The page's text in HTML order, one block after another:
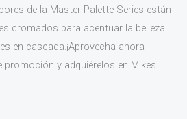
de la Master Palette Series están
cromados para acentuar la belleza
en cascada.¡Aprovecha ahora
y adquiérelos en Mikes